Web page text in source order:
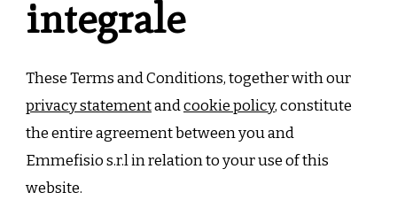
integrale
These Terms and Conditions, together with our
privacy statementandcookie policy, constitute
the entire agreement between you and
Emmefisio s.r.l in relation to your use of this
website.